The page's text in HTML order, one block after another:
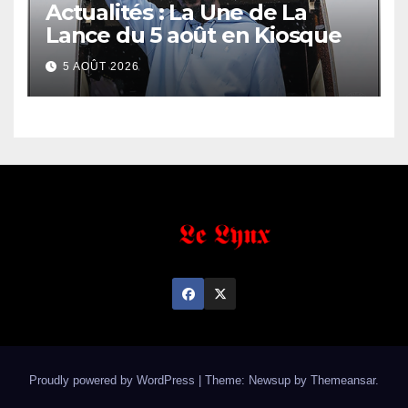
Actualités : La Une de La
Lance du 5 août en Kiosque
5 AOÛT 2026
Proudly powered by WordPress Theme: Newsup by Themeansar.